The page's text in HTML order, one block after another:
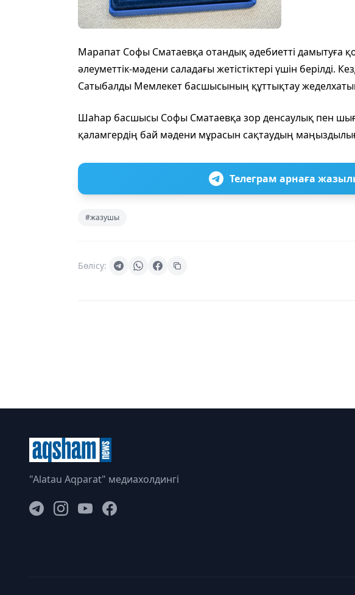
Марапат Софы Сматаевқа отандық әдебиетті дамытуға
әлеуметтік-мәдени саладағы жетістіктері үшін берілді.
Сатыбалды Мемлекет басшысының құттықтау
Шаһар басшысы Софы Сматаевқа зор денсаулық пен
қаламгердің бай мәдени мұрасын сақтаудың
Телеграм арнаға
#жазушы
Бөлісу:
"Alatau Aqparat" медиахолдингі